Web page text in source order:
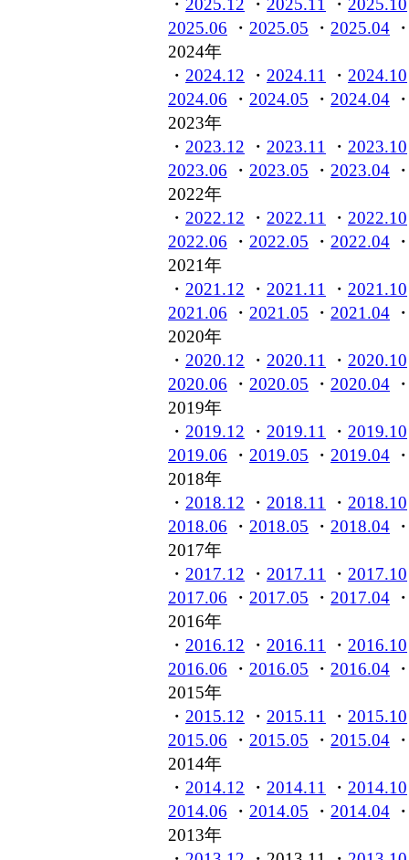
・ 2025.12 ・ 2025.11 ・ 2025.10
2025.06 ・ 2025.05 ・ 2025.04
2024年
・ 2024.12 ・ 2024.11 ・ 2024.10
2024.06 ・ 2024.05 ・ 2024.04
2023年
・ 2023.12 ・ 2023.11 ・ 2023.10
2023.06 ・ 2023.05 ・ 2023.04
2022年
・ 2022.12 ・ 2022.11 ・ 2022.10
2022.06 ・ 2022.05 ・ 2022.04
2021年
・ 2021.12 ・ 2021.11 ・ 2021.10
2021.06 ・ 2021.05 ・ 2021.04
2020年
・ 2020.12 ・ 2020.11 ・ 2020.10
2020.06 ・ 2020.05 ・ 2020.04
2019年
・ 2019.12 ・ 2019.11 ・ 2019.10
2019.06 ・ 2019.05 ・ 2019.04
2018年
・ 2018.12 ・ 2018.11 ・ 2018.10
2018.06 ・ 2018.05 ・ 2018.04
2017年
・ 2017.12 ・ 2017.11 ・ 2017.10
2017.06 ・ 2017.05 ・ 2017.04
2016年
・ 2016.12 ・ 2016.11 ・ 2016.10
2016.06 ・ 2016.05 ・ 2016.04
2015年
・ 2015.12 ・ 2015.11 ・ 2015.10
2015.06 ・ 2015.05 ・ 2015.04
2014年
・ 2014.12 ・ 2014.11 ・ 2014.10
2014.06 ・ 2014.05 ・ 2014.04
2013年